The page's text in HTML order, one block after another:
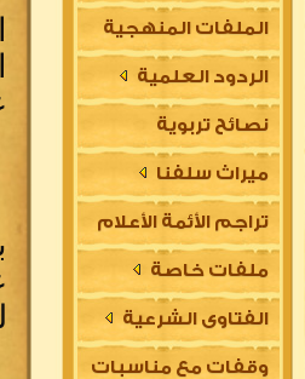
الملفات المنهجية
الردود العلمية
نصائح تربوية
ميراث سلفنا
تراجم الأئمة الأعلام
ملفات خاصة
الفتاوى الشرعية
وقفات مع مناسبات